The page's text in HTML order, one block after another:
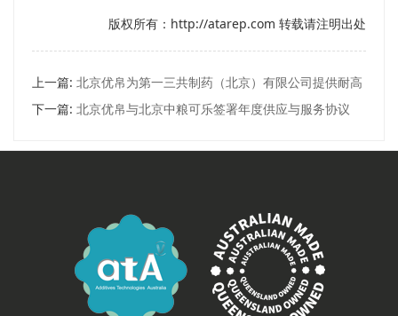
版权所有：http://atarep.com 转载请注明出处
上一篇: 北京优帛为第一三共制药（北京）有限公司提供耐高
温膜及设备调试服务
下一篇: 北京优帛与北京中粮可乐签署年度供应与服务协议